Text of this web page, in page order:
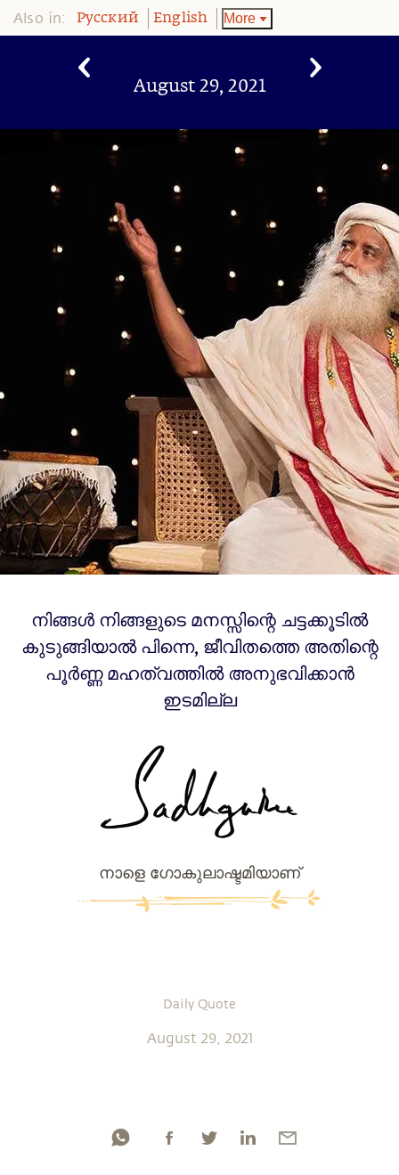
Also in: Pусский English More
August 29, 2021
നിങ്ങൾ നിങ്ങളുടെ മനസ്സിന്റെ ചട്ടക്കൂടിൽ
കുടുങ്ങിയാൽ പിന്നെ, ജീവിതത്തെ അതിന്റെ
പൂർണ്ണ മഹത്വത്തിൽ അനുഭവിക്കാൻ
ഇടമില്ല
നാളെ ഗോകുലാഷ്ടമിയാണ്
Daily Quote
August 29, 2021